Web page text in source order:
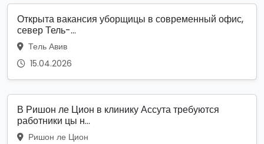
Открыта вакансия уборщицы в современный офис,
север Тель-...
Тель Авив
15.04.2026
В Ришон ле Цион в клинику Ассута требуются
работники цы н...
Ришон ле Цион